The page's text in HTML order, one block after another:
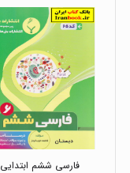
فارسی ششم ابتدایی